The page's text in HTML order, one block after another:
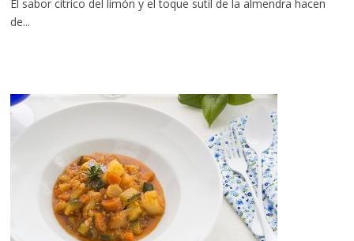
El sabor cítrico del limón y el toque sutil de la almendra hacen
de...